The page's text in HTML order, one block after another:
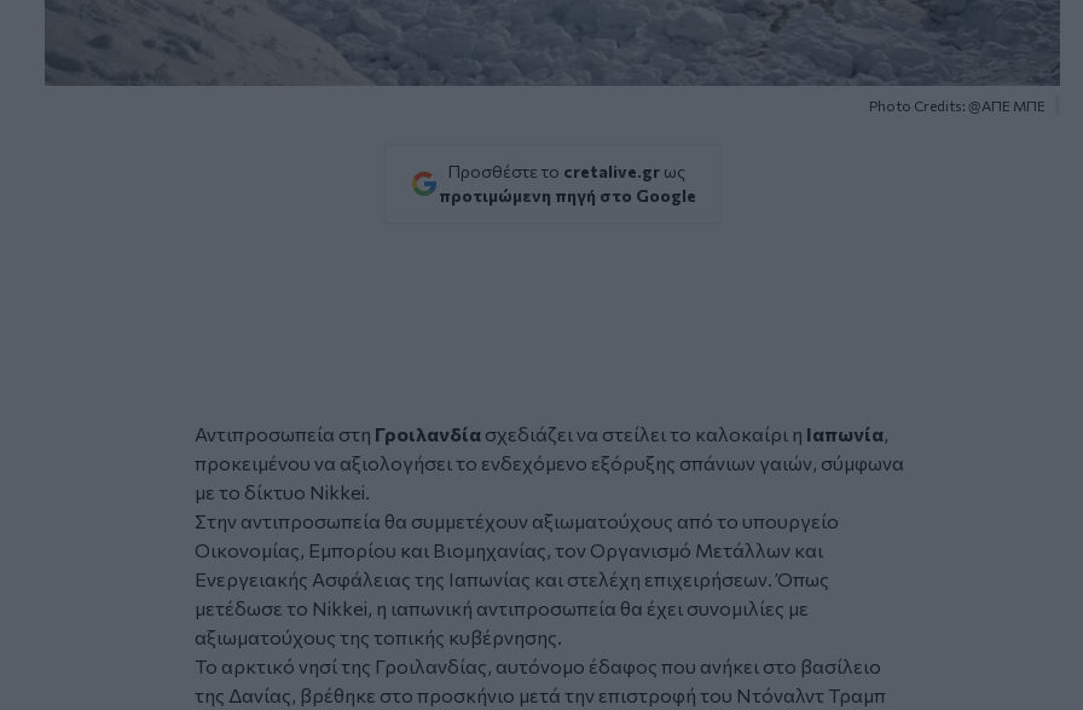
Photo Credits: @ΑΠΕ ΜΠΕ
Προσθέστε το cretalive.gr ως
προτιμώμενη πηγή στο Google
Αντιπροσωπεία στη Γροιλανδία σχεδιάζει να στείλει το καλοκαίρι η Ιαπωνία,
προκειμένου να αξιολογήσει το ενδεχόμενο εξόρυξης σπάνιων γαιών, σύμφωνα
με το δίκτυο Nikkei.
Στην αντιπροσωπεία θα συμμετέχουν αξιωματούχους από το υπουργείο
Οικονομίας, Εμπορίου και Βιομηχανίας, τον Οργανισμό Μετάλλων και
Ενεργειακής Ασφάλειας της Ιαπωνίας και στελέχη επιχειρήσεων. Όπως
μετέδωσε το Nikkei, η ιαπωνική αντιπροσωπεία θα έχει συνομιλίες με
αξιωματούχους της τοπικής κυβέρνησης.
To αρκτικό νησί της Γροιλανδίας, αυτόνομο έδαφος που ανήκει στο βασίλειο
της Δανίας, βρέθηκε στο προσκήνιο μετά την επιστροφή του Ντόναλντ Τραμπ